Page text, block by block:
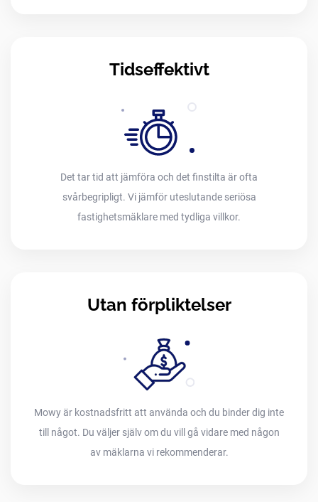
Tidseffektivt
Det tar tid att jämföra och det finstilta är ofta
svårbegripligt. Vi jämför uteslutande seriösa
fastighetsmäklare med tydliga villkor.
Utan förpliktelser
Mowy är kostnadsfritt att använda och du binder dig inte
till något. Du väljer själv om du vill gå vidare med någon
av mäklarna vi rekommenderar.